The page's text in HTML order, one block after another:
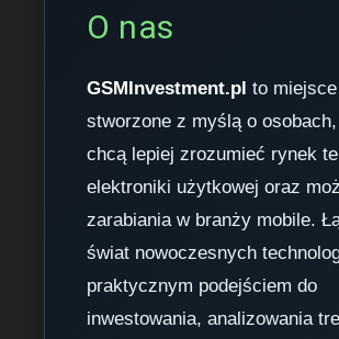
O nas
GSMInvestment.pl to miejsce
stworzone z myślą o
chcą lepiej zrozumieć rynek
elektroniki użytkowej oraz
zarabiania w branży mobile.
świat nowoczesnych
praktycznym podejściem do
inwestowania, analizowania